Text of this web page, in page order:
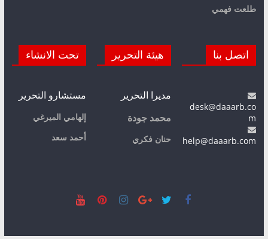
طلعت فهمي
اتصل بنا
desk@daaarb.co
m
help@daaarb.com
هيئة التحرير
مديرا التحرير
محمد جودة
حنان فكري
تحت الانشاء
مستشارو التحرير
إلهامي الميرغي
أحمد سعد